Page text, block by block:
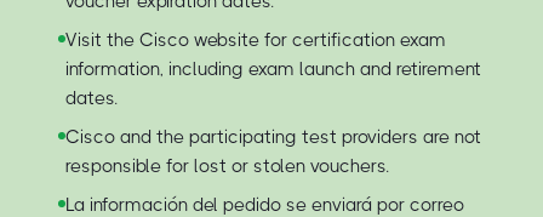
Visit the Cisco website for certification exam
information, including exam launch and retirement
dates.
Cisco and the participating test providers are not
responsible for lost or stolen vouchers.
La información del pedido se enviará por correo